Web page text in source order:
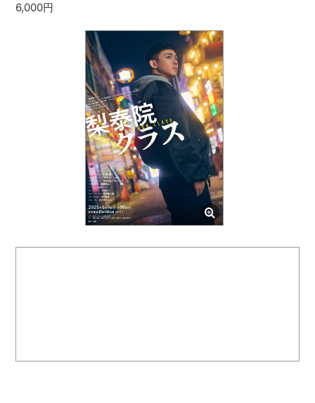
CONTACT
6,000円